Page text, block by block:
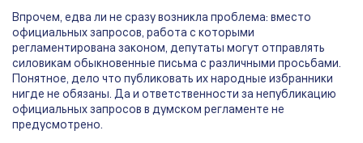
Впрочем, едва ли не сразу возникла проблема: вместо
официальных запросов, работа с которыми
регламентирована законом, депутаты могут отправлять
силовикам обыкновенные письма с различными просьбами.
Понятное, дело что публиковать их народные избранники
нигде не обязаны. Да и ответственности за непубликацию
официальных запросов в думском регламенте не
предусмотрено.